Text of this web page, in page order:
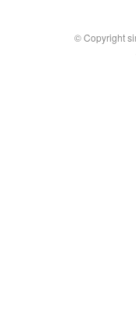
© Copyright